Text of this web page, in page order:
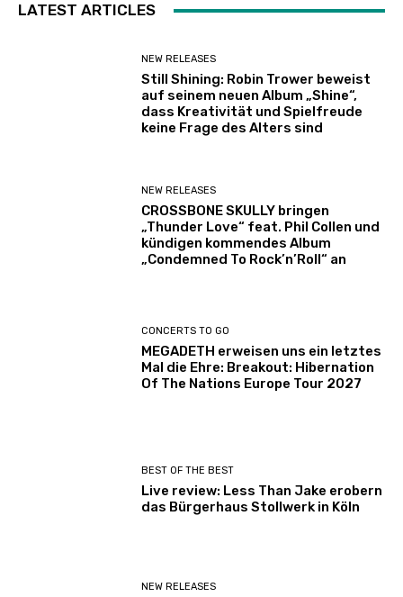
LATEST ARTICLES
NEW RELEASES
Still Shining: Robin Trower beweist
auf seinem neuen Album „Shine“,
dass Kreativität und Spielfreude
keine Frage des Alters sind
NEW RELEASES
CROSSBONE SKULLY bringen
„Thunder Love“ feat. Phil Collen und
kündigen kommendes Album
„Condemned To Rock’n’Roll“ an
CONCERTS TO GO
MEGADETH erweisen uns ein letztes
Mal die Ehre: Breakout: Hibernation
Of The Nations Europe Tour 2027
BEST OF THE BEST
Live review: Less Than Jake erobern
das Bürgerhaus Stollwerk in Köln
NEW RELEASES